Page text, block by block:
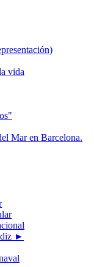
vida
Mar en Barcelona.
►